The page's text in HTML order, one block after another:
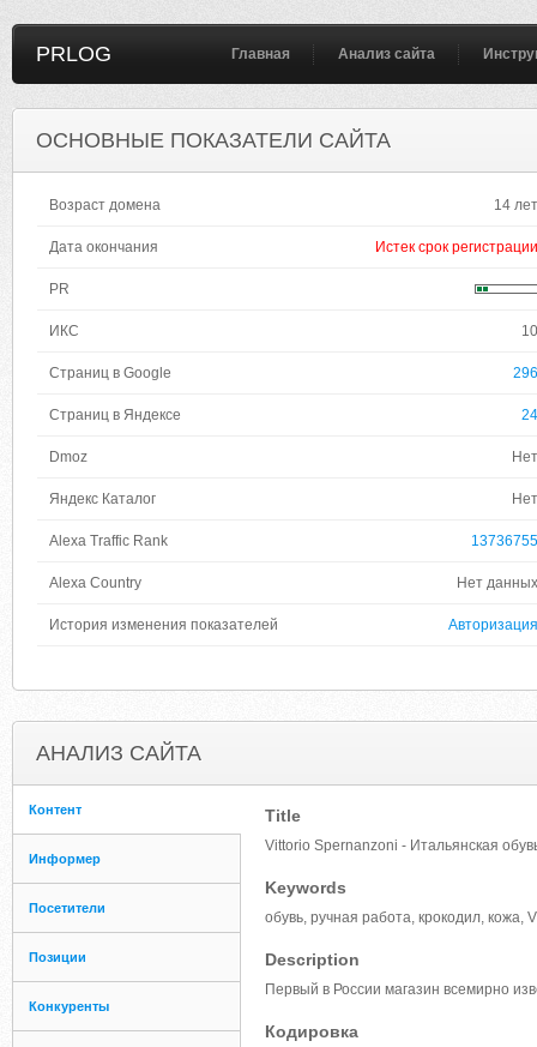
PRLOG Главная Анализ сайта
ОСНОВНЫЕ ПОКАЗАТЕЛИ САЙТА
Возраст домена 14 лет
Дата окончания Истек срок регистрации
PR
ИКС 10
Страниц в Google 296
Страниц в Яндексе 24
Dmoz Нет
Яндекс Каталог Нет
Alexa Traffic Rank 13736755
Alexa Country Нет данных
История изменения показателей Авторизация
АНАЛИЗ САЙТА
Контент
Информер
Посетители
Позиции
Конкуренты
Title
Vittorio Spernanzoni - Итальянская
Keywords
обувь, ручная работа, крокодил, кожа,
Description
Первый в России магазин всемирно
Кодировка